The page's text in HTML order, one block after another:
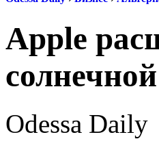
Apple
Odessa Daily